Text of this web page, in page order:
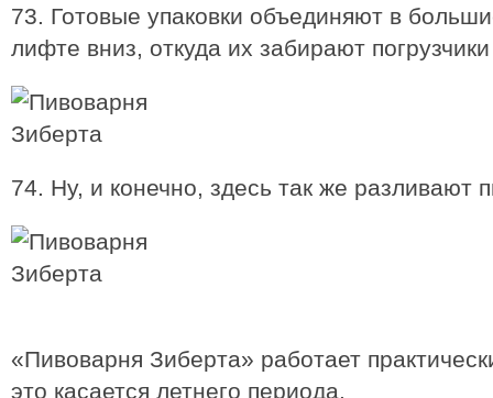
73. Готовые упаковки объединяют в
лифте вниз, откуда их забирают
74. Ну, и конечно, здесь так же разливают
«Пивоварня Зиберта» работает
это касается летнего периода.